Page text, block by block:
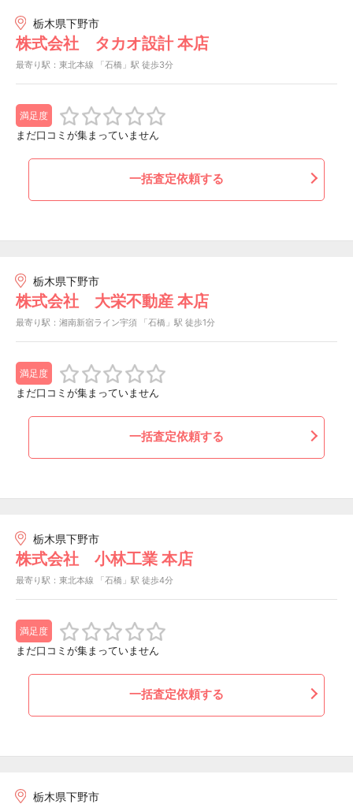
栃木県下野市
株式会社 タカオ設計 本店
最寄り駅：東北本線 「石橋」駅 徒歩3分
満足度
まだ口コミが集まっていません
一括査定依頼する
栃木県下野市
株式会社 大栄不動産 本店
最寄り駅：湘南新宿ライン宇須 「石橋」駅 徒歩1分
満足度
まだ口コミが集まっていません
一括査定依頼する
栃木県下野市
株式会社 小林工業 本店
最寄り駅：東北本線 「石橋」駅 徒歩4分
満足度
まだ口コミが集まっていません
一括査定依頼する
栃木県下野市